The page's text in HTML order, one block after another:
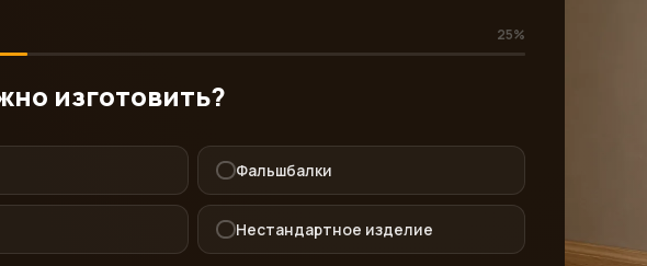
25%
изготовить?
Фальшбалки
Нестандартное изделие